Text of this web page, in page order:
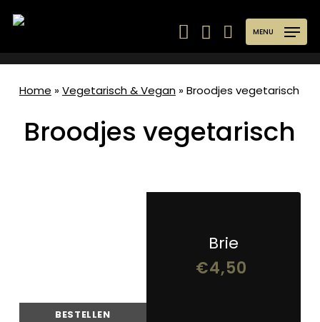
content
MENU
Home »Vegetarisch & Vegan»Broodjes vegetarisch
Broodjes vegetarisch
BESTELLEN
Brie
€4,50